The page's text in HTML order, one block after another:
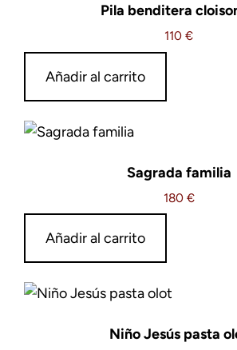
Pila benditera
110 €
Añadir al carrito
Sagrada familia
180 €
Añadir al carrito
Niño Jesús pasta